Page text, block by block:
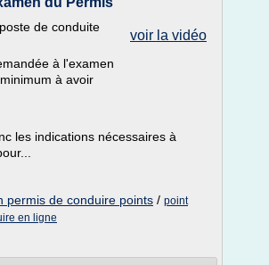
voir la vidéo
de conduite
à l'examen
à avoir
les indications nécessaires à
permis de conduire points / point
en ligne